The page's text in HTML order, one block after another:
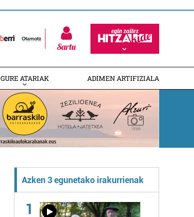
Sartu
GURE ATARIAK ADIMEN ARTIFIZIALA
Azken 3 egunetako irakurrienak
1